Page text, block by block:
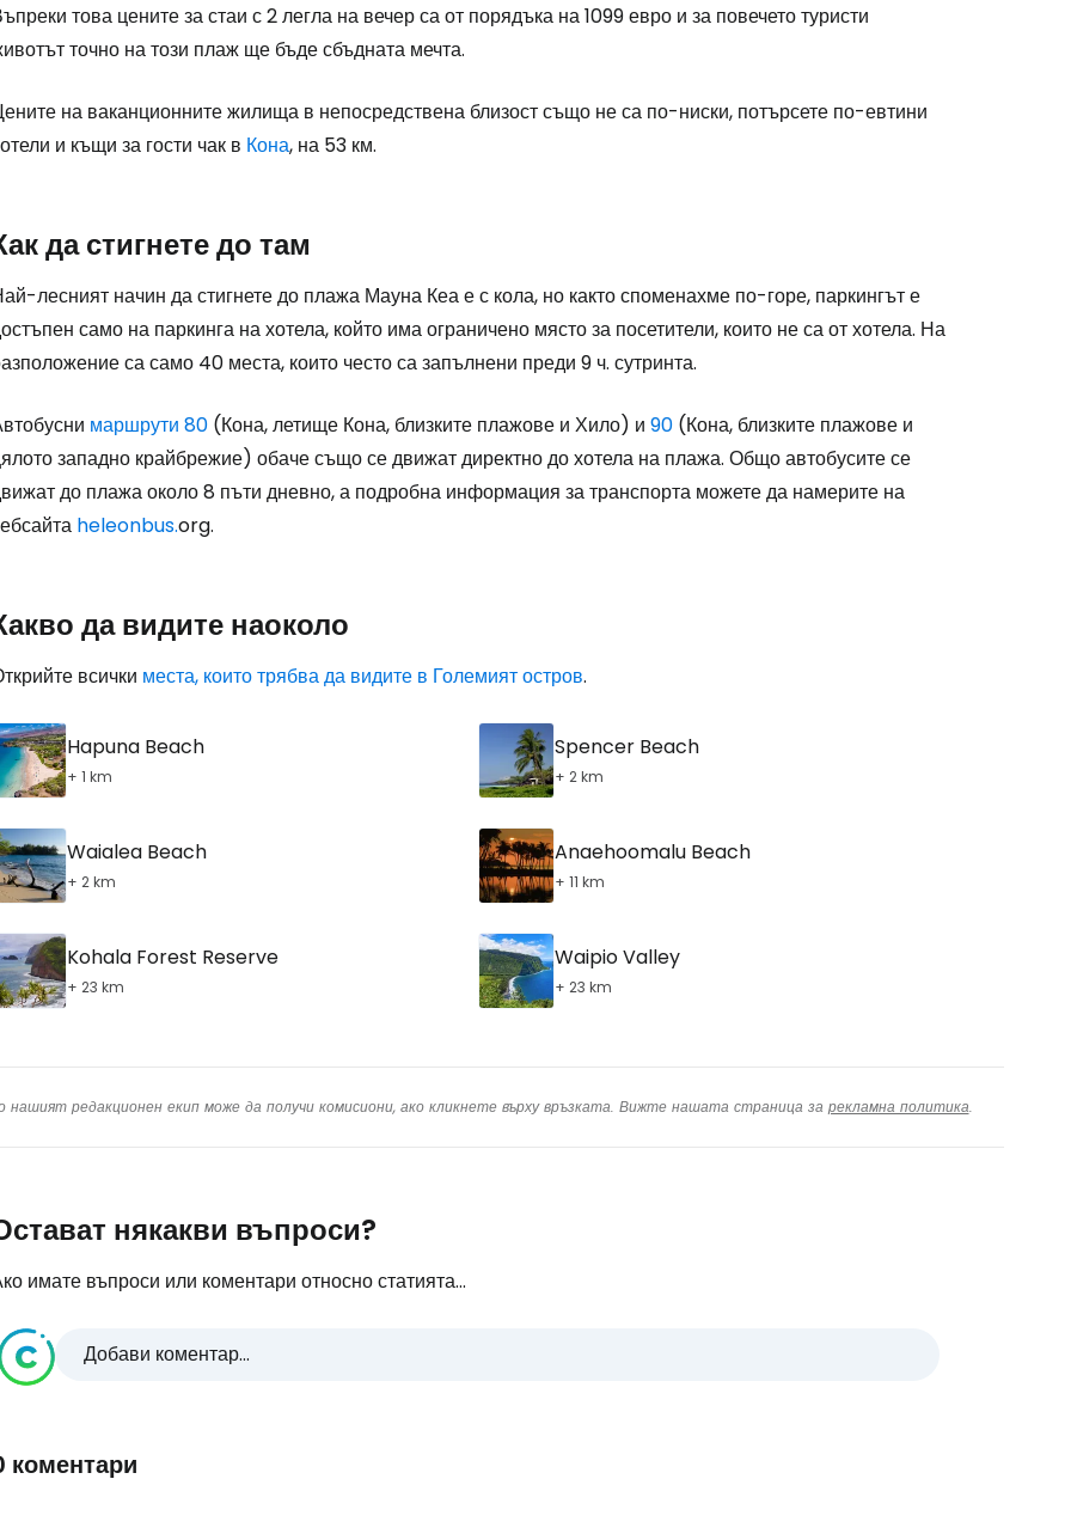
това цените за стаи с 2 легла на вечер са от порядъка на 1099 евро и за повечето туристи
точно на този плаж ще бъде сбъдната мечта.
на ваканционните жилища в непосредствена близост също не са по-ниски, потърсете по-евтини
и къщи за гости чак в Кона, на 53 км.
да стигнете до там
лесният начин да стигнете до плажа Мауна Кеа е с кола, но както споменахме по-горе, паркингът е
само на паркинга на хотела, който има ограничено място за посетители, които не са от хотела. На
са само 40 места, които често са запълнени преди 9 ч. сутринта.
маршрути 80 (Кона, летище Кона, близките плажове и Хило) и 90 (Кона, близките плажове и
западно крайбрежие) обаче също се движат директно до хотела на плажа. Общо автобусите се
до плажа около 8 пъти дневно, а подробна информация за транспорта можете да намерите на
heleonbus.org.
да видите наоколо
всички места, които трябва да видите в Големият остров.
Hapuna Beach
+ 1 km
Spencer Beach
+ 2 km
Waialea Beach
+ 2 km
Anaehoomalu Beach
+ 11 km
Kohala Forest Reserve
+ 23 km
Waipio Valley
+ 23 km
редакционен екип може да получи комисиони, ако кликнете върху връзката. Вижте нашата страница за рекламна политика.
някакви въпроси?
имате въпроси или коментари относно статията...
Добави коментар...
коментари